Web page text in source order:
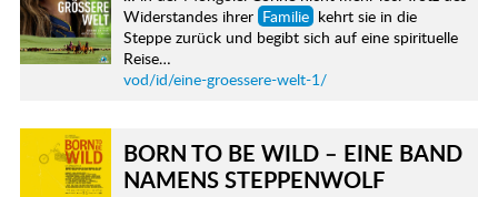
Widerstandes ihrer Familie kehrt sie in die
Steppe zurück und begibt sich auf eine spirituelle
Reise…
vod/id/eine-groessere-welt-1/
BORN TO BE WILD – EINE BAND
NAMENS STEPPENWOLF